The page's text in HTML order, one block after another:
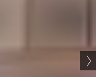
付中です。